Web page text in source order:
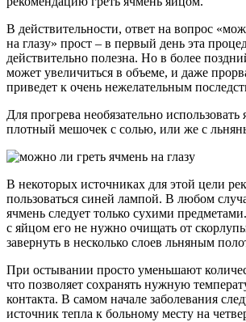
В действительности, ответ на вопрос
на глазу» прост – в первый день эта
действительно полезна. Но в более
может увеличиться в объеме, и даже
приведет к очень нежелательным
Для прогрева необязательно
плотный мешочек с солью, или же с
В некоторых источниках для этой цели
пользоваться синей лампой. В любом
ячмень следует только сухими
с яйцом его не нужно очищать от
завернуть в несколько слоев льняным
При остывании просто уменьшают
что позволяет сохранять нужную
контакта. В самом начале заболевания
источник тепла к больному месту на